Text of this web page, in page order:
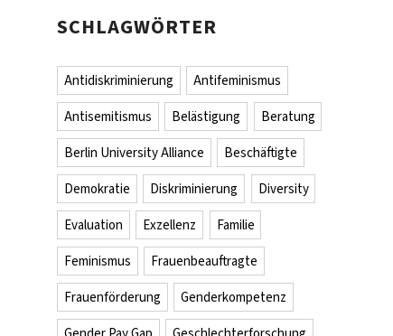
SCHLAGWÖRTER
Antidiskriminierung Antifeminismus
Antisemitismus Belästigung Beratung
Berlin University Alliance Beschäftigte
Demokratie Diskriminierung Diversity
Evaluation Exzellenz Familie
Feminismus Frauenbeauftragte
Frauenförderung Genderkompetenz